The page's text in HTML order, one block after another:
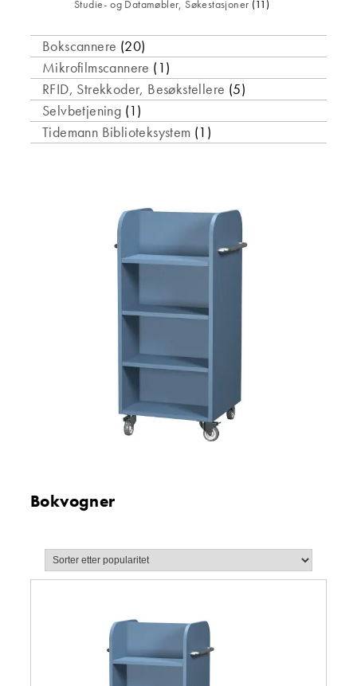
Studie- og Datamøbler, Søkestasjoner (11)
Bokscannere (20)
Mikrofilmscannere (1)
RFID, Strekkoder, Besøkstellere (5)
Selvbetjening (1)
Tidemann Biblioteksystem (1)
Bokvogner